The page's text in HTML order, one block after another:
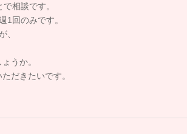
相談です。
1回のみです。
、
うか。
だきたいです。